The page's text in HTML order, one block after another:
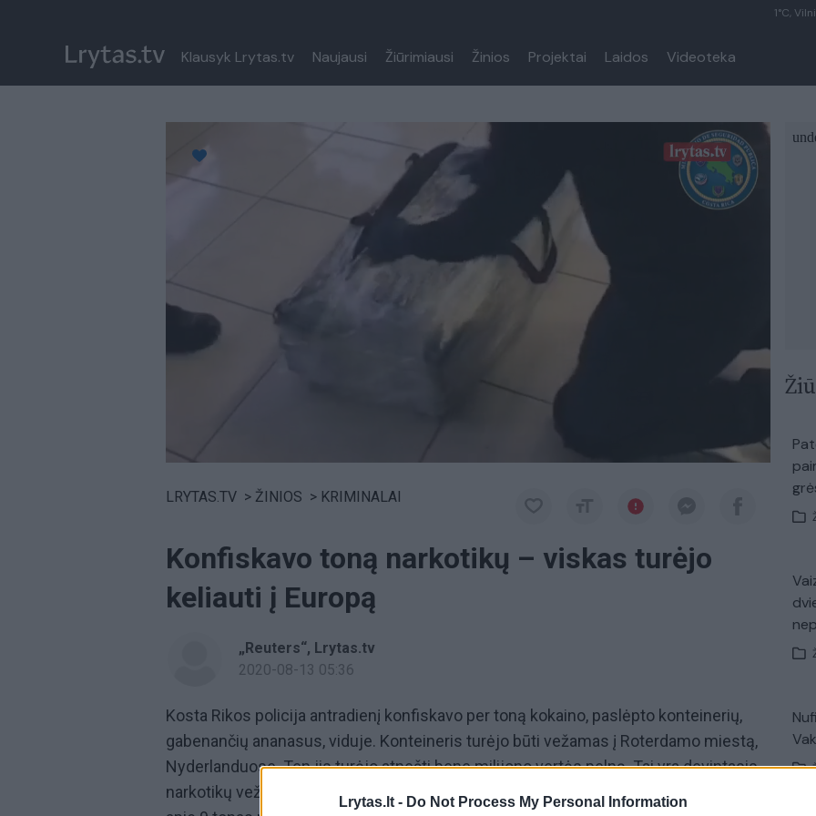
Lrytas.lt - Do Not Process My Personal Information
1°C,
Klausyk Lrytas.tv Naujausi Žiūrimiausi Žinios Projektai Laidos Videoteka
LRYTAS.TV > ŽINIOS > KRIMINALAI
Konfiskavo toną narkotikų – viskas turėjo
keliauti į Europą
„Reuters“, Lrytas.tv
2020-08-13 05:36
Kosta Rikos policija antradienį konfiskavo per toną kokaino, paslėpto konteinerių,
gabenančių ananasus, viduje. Konteineris turėjo būti vežamas į Roterdamo miestą,
Nyderlanduose. Ten jis turėjo atnešti bene milijono vertės pelną. Tai yra devintasis
narkotikų vežimas, kurį valdžia konfiskavo nuo metų pradžios. Bendrai tai sudaro